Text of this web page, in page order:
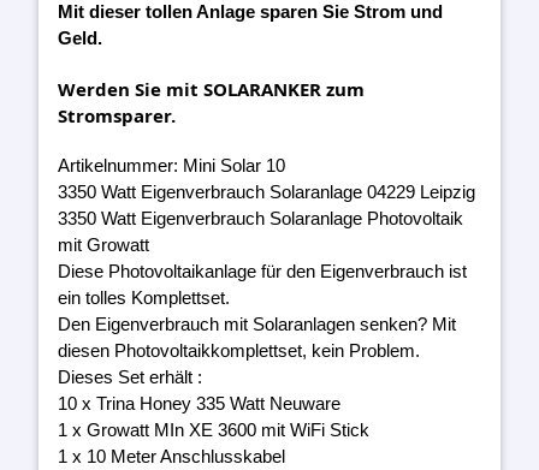
Mit dieser tollen Anlage sparen Sie Strom und
Geld.
Werden Sie mit SOLARANKER zum
Stromsparer.
Artikelnummer: Mini Solar 10
3350 Watt Eigenverbrauch Solaranlage 04229 Leipzig
3350 Watt Eigenverbrauch Solaranlage Photovoltaik
mit Growatt
Diese Photovoltaikanlage für den Eigenverbrauch ist
ein tolles Komplettset.
Den Eigenverbrauch mit Solaranlagen senken? Mit
diesen Photovoltaikkomplettset, kein Problem.
Dieses Set erhält :
10 x Trina Honey 335 Watt Neuware
1 x Growatt MIn XE 3600 mit WiFi Stick
1 x 10 Meter Anschlusskabel